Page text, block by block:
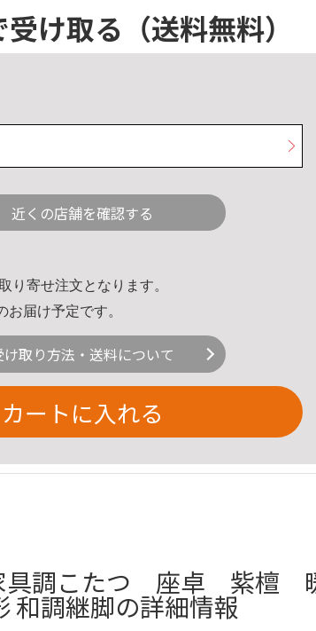
受け取る （送料無料）
近くの店舗を確認する
り寄せ注文となります。
お届け予定です。
け取り方法・送料について
カートに入れる
調こたつ 座卓 紫檀 暖
和調継脚の詳細情報